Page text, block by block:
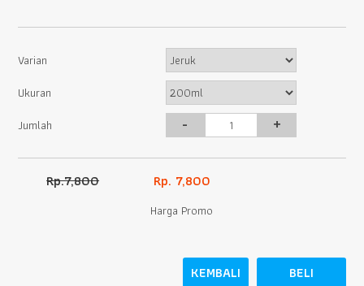
Varian
Ukuran
Jumlah
- +
Rp.7,800 Rp. 7,800
Harga Promo
BELI
KEMBALI